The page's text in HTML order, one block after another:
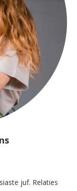
juf. Relaties